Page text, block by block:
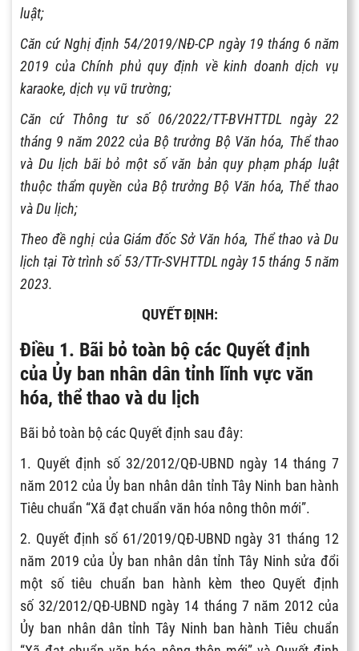
luật;
Căn cứ Nghị định 54/2019/NĐ-CP ngày 19 tháng 6 năm
2019 của Chính phủ quy định về kinh doanh dịch vụ
karaoke, dịch vụ vũ trường;
Căn cứ Thông tư số 06/2022/TT-BVHTTDL ngày 22
tháng 9 năm 2022 của Bộ trưởng Bộ Văn hóa, Thể thao
và Du lịch bãi bỏ một số văn bản quy phạm pháp luật
thuộc thẩm quyền của Bộ trưởng Bộ Văn hóa, Thể thao
và Du lịch;
Theo đề nghị của Giám đốc Sở Văn hóa, Thể thao và Du
lịch tại Tờ trình số 53/TTr-SVHTTDL ngày 15 tháng 5 năm
2023.
QUYẾT ĐỊNH:
Điều 1. Bãi bỏ toàn bộ các Quyết định
của Ủy ban nhân dân tỉnh lĩnh vực văn
hóa, thể thao và du lịch
Bãi bỏ toàn bộ các Quyết định sau đây:
1. Quyết định số 32/2012/QĐ-UBND ngày 14 tháng 7
năm 2012 của Ủy ban nhân dân tỉnh Tây Ninh ban hành
Tiêu chuẩn “Xã đạt chuẩn văn hóa nông thôn mới”.
2. Quyết định số 61/2019/QĐ-UBND ngày 31 tháng 12
năm 2019 của Ủy ban nhân dân tỉnh Tây Ninh sửa đổi
một số tiêu chuẩn ban hành kèm theo Quyết định
số 32/2012/QĐ-UBND ngày 14 tháng 7 năm 2012 của
Ủy ban nhân dân tỉnh Tây Ninh ban hành Tiêu chuẩn